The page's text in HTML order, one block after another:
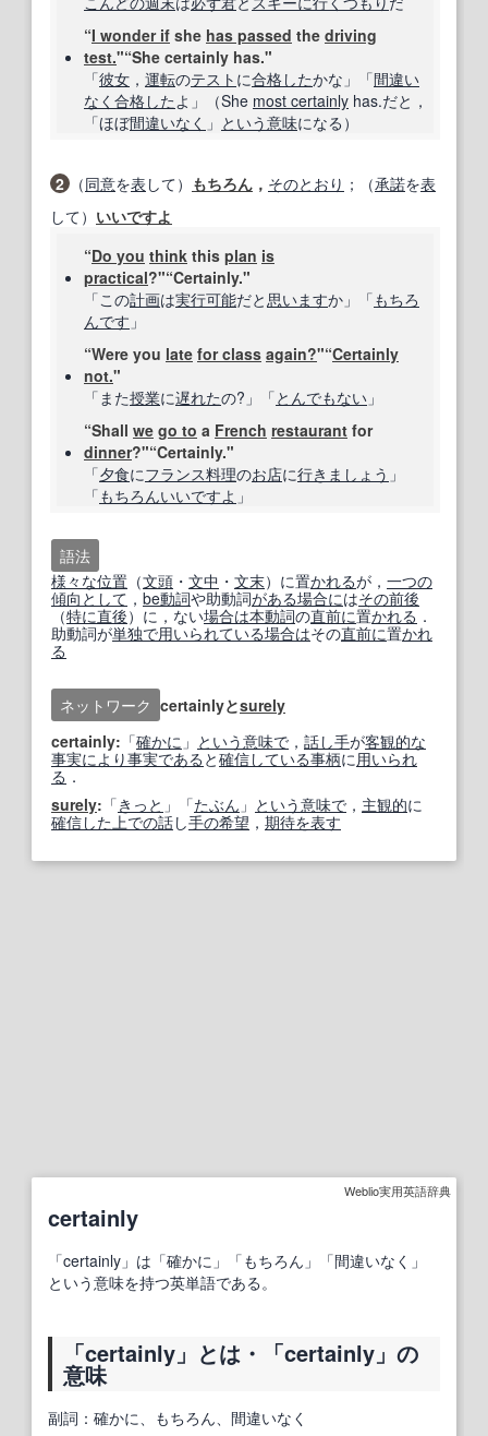
“I wonder if she has passed the driving
test."“She certainly has."
「彼女 ， 運転のテスト に合格したかな」「間違い
なく 合格したよ」（She most certainly has.だと，
「ほぼ間違いなく 」 という意味になる）
2 （同意を表 して） もちろん ， そのとおり ；（承諾を表
して） いいですよ
“Do you think this plan is
practical?"“Certainly."
「この計画は実行可能だと思いますか」「もちろ
んです 」
“Were you late for class again?"“Certainly
not."
「また授業に遅れたの?」「とんでもない 」
“Shall we go to a French restaurant for
dinner?"“Certainly."
「夕食にフランス料理のお店に行きましょう 」
「もちろんいいですよ 」
語法
様々な位置 （文頭 ・ 文中 ・ 文末）に置かれるが， 一つの
傾向として ， be動詞や助動詞がある場合にはその前後
（特に直後）に，ない場合は本動詞の直前に置かれる ．
助動詞が単独で用いられている場合はその直前に置かれ
る
ネットワーク certainlyとsurely
certainly: 「確かに 」 という意味で ， 話し手が客観的な
事実により事実である と確信している事柄に用いられ
る ．
surely: 「きっと 」「たぶん 」 という意味で ， 主観的に
確信した上での話し手の希望 ， 期待を表す
Weblio実用英語辞典
certainly
「certainly」は「確かに」「もちろん」「間違いなく」
という意味を持つ英単語である。
「certainly」とは・「certainly」の
意味
副詞：確かに、もちろん、間違いなく